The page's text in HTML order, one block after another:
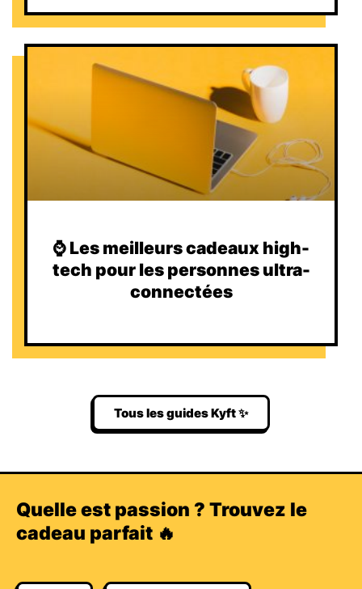
⌚️ Les meilleurs cadeaux high-
tech pour les personnes ultra-
connectées
Tous les guides Kyft ✨
Quelle est passion ? Trouvez le
cadeau parfait 🔥